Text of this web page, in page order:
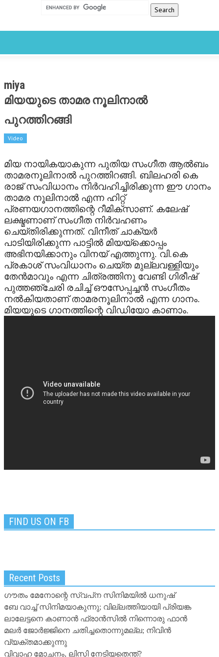
CLOSE
Categories
REVIEW
GALLERY
LATEST
OTHER LANGUAGE
STARBYTE
STARBYTES
TV
UPCOMING
VIDEO
miya
മിയയുടെ താമര നൂലിനാല്‍
പുറത്തിറങ്ങി
Video
മിയ നായികയാകുന്ന പുതിയ സംഗീത ആല്‍ബം
താമരനൂലിനാല്‍ പുറത്തിറങ്ങി. ബിലഹരി കെ
രാജ് സംവിധാനം നിര്‍വഹിച്ചിരിക്കുന്ന ഈ ഗാനം
താമര നൂലിനാല്‍ എന്ന ഹിറ്റ്
പ്രണയഗാനത്തിന്റെ റീമിക്‌സാണ്. കലേഷ്
ലക്ഷ്മണാണ് സംഗീത നിര്‍വഹണം
ചെയ്തിരിക്കുന്നത്. വിനീത് ചാക്യര്‍
പാടിയിരിക്കുന്ന പാട്ടില്‍ മിയയ്‌ക്കൊപ്പം
അഭിനയിക്കാനും വിനയ് എത്തുന്നു. വി.കെ
പ്രകാശ് സംവിധാനം ചെയ്ത മുല്ലവള്ളിയും
തേന്‍മാവും എന്ന ചിത്രത്തിനു വേണ്ടി ഗിരീഷ്
പുത്തഞ്ചേരി രചിച്ച് ഔസേപ്പച്ചന്‍ സംഗീതം
നല്‍കിയതാണ് താമരനൂലിനാല്‍ എന്ന ഗാനം.
മിയയുടെ ഗാനത്തിന്റെ വിഡിയോ കാണാം.
FIND US ON FB
Recent Posts
ഗൗതം മേനോന്റെ സ്വപ്‌ന സിനിമയില്‍ ധനുഷ്
ബേ വാച്ച് സിനിമയാകുന്നു; വില്ലത്തിയായി പ്രിയങ്ക
ലാലേട്ടനെ കാണാന്‍ ഫ്രാന്‍സില്‍ നിന്നൊരു ഫാന്‍
മലര്‍ ജോര്‍ജ്ജിനെ ചതിച്ചതൊന്നുമല്ല; നിവിന്‍
വ്യക്തമാക്കുന്നു
വിവാഹ മോചനം, ലിസി നേടിയതെന്ത്?